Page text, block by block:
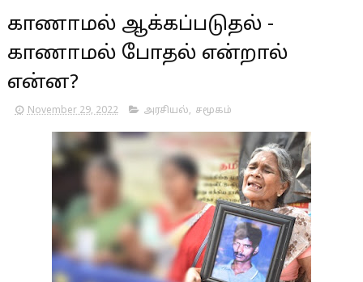
காணாமல் ஆக்கப்படுதல் -
காணாமல் போதல் என்றால்
என்ன?
November 29, 2022 அரசியல், சமூகம்